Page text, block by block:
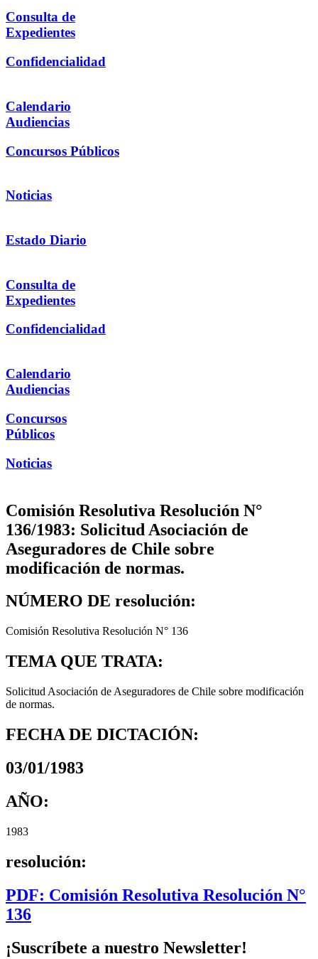
Consulta de
Expedientes
Confidencialidad
Calendario
Audiencias
Concursos Públicos
Noticias
Estado Diario
Consulta de
Expedientes
Confidencialidad
Calendario
Audiencias
Concursos
Públicos
Noticias
Comisión Resolutiva Resolución N°
136/1983: Solicitud Asociación de
Aseguradores de Chile sobre
modificación de normas.
NÚMERO DE resolución:
Comisión Resolutiva Resolución N° 136
TEMA QUE TRATA:
Solicitud Asociación de Aseguradores de Chile sobre modificación
de normas.
FECHA DE DICTACIÓN:
03/01/1983
AÑO:
1983
resolución:
PDF: Comisión Resolutiva Resolución N°
136
¡Suscríbete a nuestro Newsletter!